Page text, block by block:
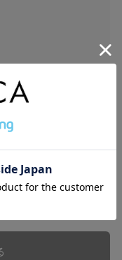
す。）は、河淳株
います。）が提供
の定めに従い入会
の利用に関わる一
り、本規約のほ
ず、本規約の一部